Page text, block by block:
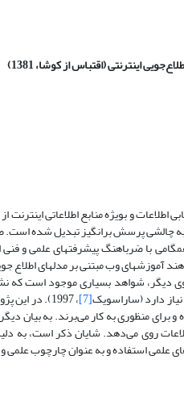
و بویژه منابع اطلاعاتی اینترنت
به چالشی پرسش برانگیز تبدیل شده
همگامی با ضرباهنگ پیشرفتهای علمی
آموزشهای وب مبتنی بر مدلهای
دیگر، شواهد بسیاری موجود است
نیاز دارد (ساراسویک[7] ، 1997). در
و برای منظوری به کار می‌برند. به بیان
روی می‌دهد. شایان ذکر است، به
علمی استفاده و به عنوان چارچوب